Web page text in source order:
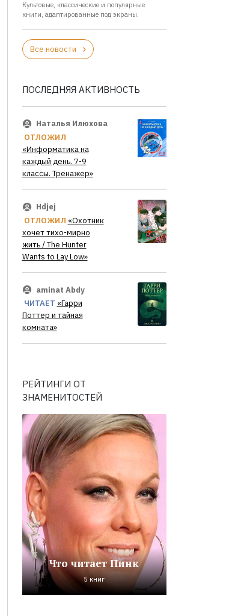
Культовые, классические и популярные
книги, адаптированные под экраны.
Все новости
ПОСЛЕДНЯЯ АКТИВНОСТЬ
Наталья Илюхова
ОТЛОЖИЛ
«Информатика на
каждый день. 7-9
классы. Тренажер»
Hdjej
ОТЛОЖИЛ «Охотник
хочет тихо-мирно
жить / The Hunter
Wants to Lay Low»
aminat Abdy
ЧИТАЕТ «Гарри
Поттер и тайная
комната»
РЕЙТИНГИ ОТ
ЗНАМЕНИТОСТЕЙ
Что читает Пинк
5 книг